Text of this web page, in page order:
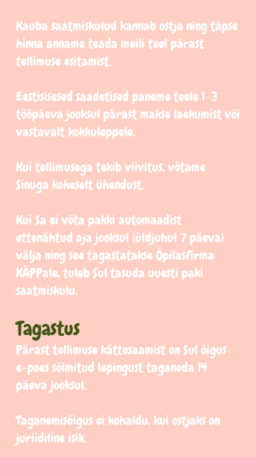
Kauba saatmiskulud kannab ostja ning täpse
hinna anname teada meili teel pärast
tellimuse esitamist.
Eestisisesed saadetised paneme teele 1–3
tööpäeva jooksul pärast makse laekumist või
vastavalt kokkuleppele.
Kui tellimusega tekib viivitus, võtame
Sinuga koheselt ühendust.
Kui Sa ei võta pakki automaadist
ettenähtud aja jooksul (üldjuhul 7 päeva)
välja ning see tagastatakse Õpilasfirma
KÄPPale, tuleb Sul tasuda uuesti paki
saatmiskulu.
Tagastus
Pärast tellimuse kättesaamist on Sul õigus
e-poes sõlmitud lepingust taganeda 14
päeva jooksul.
Taganemisõigus ei kohaldu, kui ostjaks on
juriidiline isik.